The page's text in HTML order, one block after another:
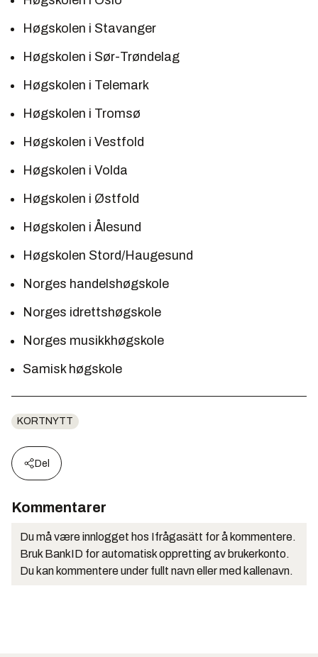
Høgskolen i Stavanger
Høgskolen i Sør-Trøndelag
Høgskolen i Telemark
Høgskolen i Tromsø
Høgskolen i Vestfold
Høgskolen i Volda
Høgskolen i Østfold
Høgskolen i Ålesund
Høgskolen Stord/Haugesund
Norges handelshøgskole
Norges idrettshøgskole
Norges musikkhøgskole
Samisk høgskole
KORTNYTT
Del
Kommentarer
Du må være innlogget hos Ifrågasätt for å kommentere.
Bruk BankID for automatisk oppretting av brukerkonto.
Du kan kommentere under fullt navn eller med kallenavn.